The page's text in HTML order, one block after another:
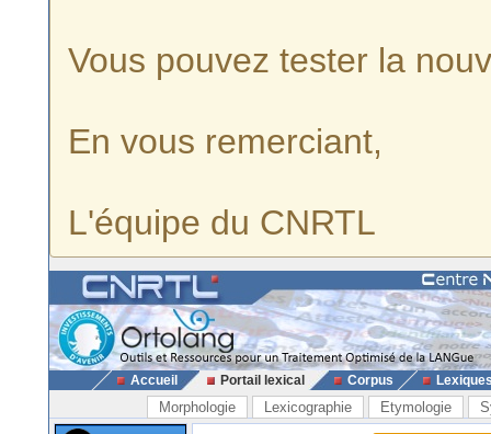
Vous pouvez tester la
En vous remerciant,
L'équipe du CNRTL
Accueil Portail lexical Corpus
Morphologie Lexicographie Etymologie